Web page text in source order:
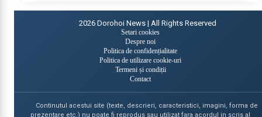
2026 Dorohoi News | All Rights Reserved
Setari cookies
Despre noi
Politica de confidențialitate
Politica de utilizare cookie-uri
Termeni și condiții
Contact
Continutul acestui site (texte, descrieri, caracteristici, imagini, forma de
prezentare etc.) nu poate fi reprodus sau utilizat fara acordul in scris al